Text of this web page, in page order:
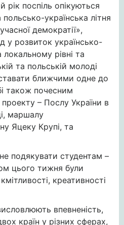
рік поспіль опікуються
українська літня
демократії»,
у розвиток українсько-
рівні та
та польській молоді
ближчими одне до
також почесним
– Послу України в
маршалу
Яцеку Крупі, та
подякувати студентам –
цього тижня були
креативності
впевненість,
країн у різних сферах,